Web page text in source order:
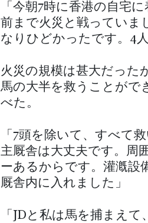
「今朝7時に香港の自宅
前まで火災と戦っていま
なりひどかったです。4
火災の規模は甚大だった
馬の大半を救うことがで
べた。
「7頭を除いて、すべて
主厩舎は大丈夫です。周
ーあるからです。灌漑設
厩舎内に入れました」
「JDと私は馬を捕まえ